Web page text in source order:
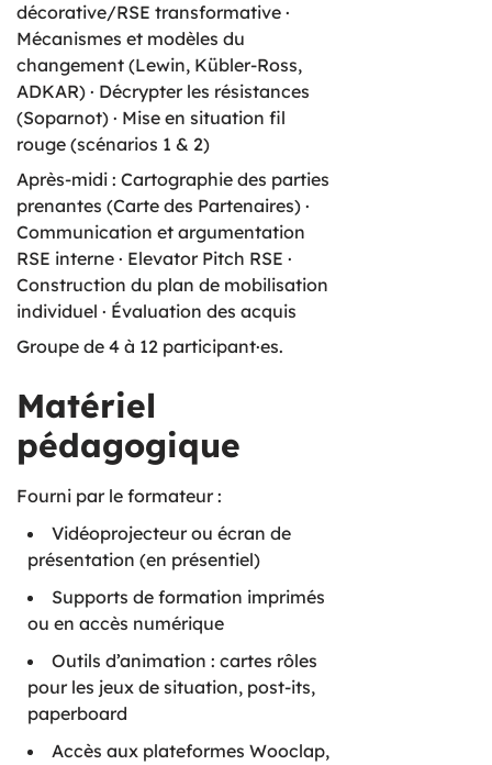
décorative/RSE transformative ·
Mécanismes et modèles du
changement (Lewin, Kübler-Ross,
ADKAR) · Décrypter les résistances
(Soparnot) · Mise en situation fil
rouge (scénarios 1 & 2)
Après-midi : Cartographie des parties
prenantes (Carte des Partenaires) ·
Communication et argumentation
RSE interne · Elevator Pitch RSE ·
Construction du plan de mobilisation
individuel · Évaluation des acquis
Groupe de 4 à 12 participant·es.
Matériel
pédagogique
Fourni par le formateur :
Vidéoprojecteur ou écran de
présentation (en présentiel)
Supports de formation imprimés
ou en accès numérique
Outils d’animation : cartes rôles
pour les jeux de situation, post-its,
paperboard
Accès aux plateformes Wooclap,